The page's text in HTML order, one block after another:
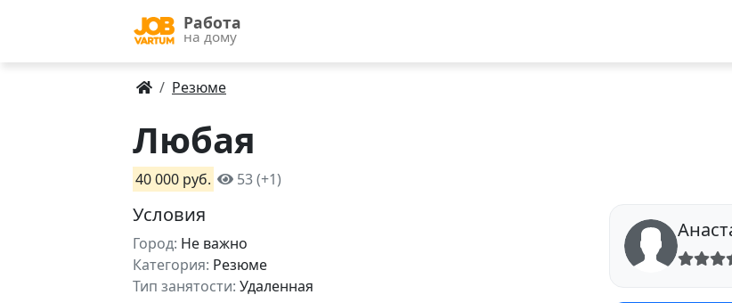
Работа
на дому
Резюме
Любая
40 000 руб. 53 (+1)
Условия
Город: Не важно
Категория: Резюме
Тип занятости: Удаленная